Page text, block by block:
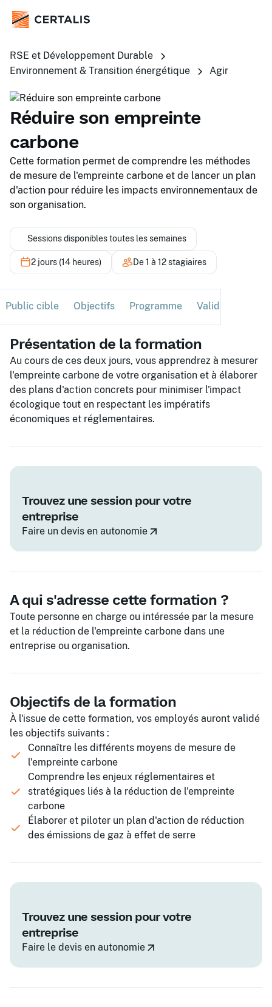
RSE et Développement Durable
Environnement & Transition énergétique
Agir
Réduire son empreinte
carbone
Cette formation permet de comprendre les méthodes
de mesure de l'empreinte carbone et de lancer un plan
d'action pour réduire les impacts environnementaux de
son organisation.
Sessions disponibles toutes les semaines
2 jours (14 heures) De 1 à 12 stagiaires
Public cible Objectifs Programme Validation
Présentation de la formation
Au cours de ces deux jours, vous apprendrez à mesurer
l'empreinte carbone de votre organisation et à élaborer
des plans d'action concrets pour minimiser l'impact
écologique tout en respectant les impératifs
économiques et réglementaires.
Trouvez une session pour votre
entreprise
Faire un devis en autonomie
A qui s'adresse cette formation ?
Toute personne en charge ou intéressée par la mesure
et la réduction de l'empreinte carbone dans une
entreprise ou organisation.
Objectifs de la formation
À l'issue de cette formation, vos employés auront validé
les objectifs suivants :
Connaître les différents moyens de mesure de
l'empreinte carbone
Comprendre les enjeux réglementaires et
stratégiques liés à la réduction de l'empreinte
carbone
Élaborer et piloter un plan d'action de réduction
des émissions de gaz à effet de serre
Trouvez une session pour votre
entreprise
Faire le devis en autonomie